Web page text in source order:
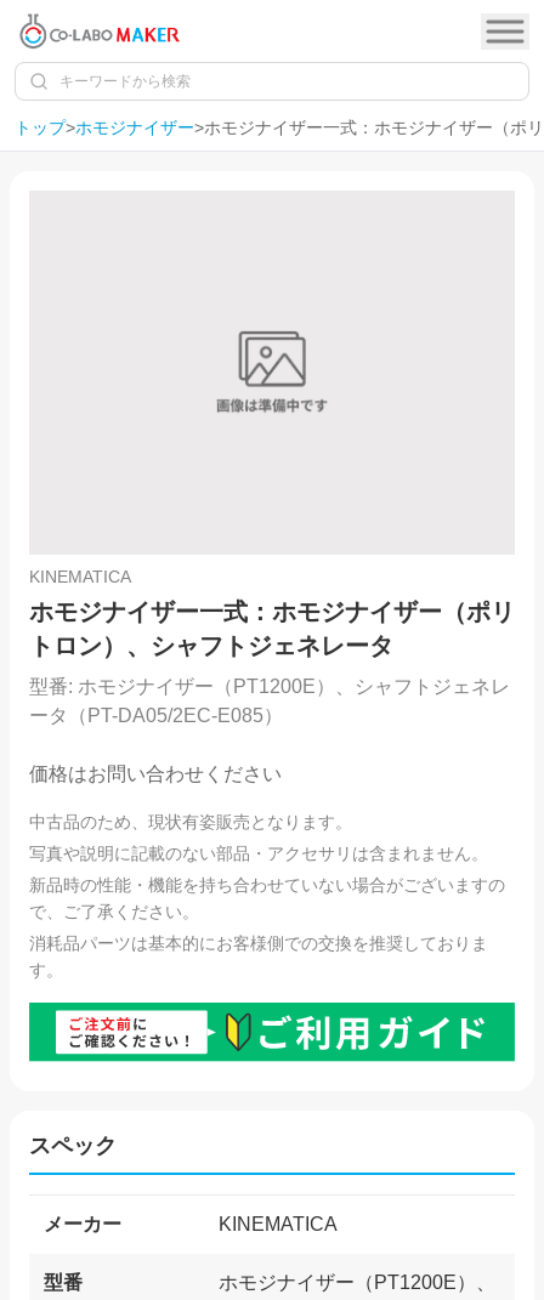
トップ>ホモジナイザー>ホモジナイザー一式：ホモジナイザー（ポ
KINEMATICA
ホモジナイザー一式：ホモジナイザー（ポリ
トロン）、シャフトジェネレータ
型番: ホモジナイザー（PT1200E）、シャフトジェネレ
ータ（PT-DA05/2EC-E085）
価格はお問い合わせください
中古品のため、現状有姿販売となります。
写真や説明に記載のない部品・アクセサリは含まれません。
新品時の性能・機能を持ち合わせていない場合がございますの
で、ご了承ください。
消耗品パーツは基本的にお客様側での交換を推奨しておりま
す。
スペック
メーカー KINEMATICA
型番
ホモジナイザー（PT1200E）、